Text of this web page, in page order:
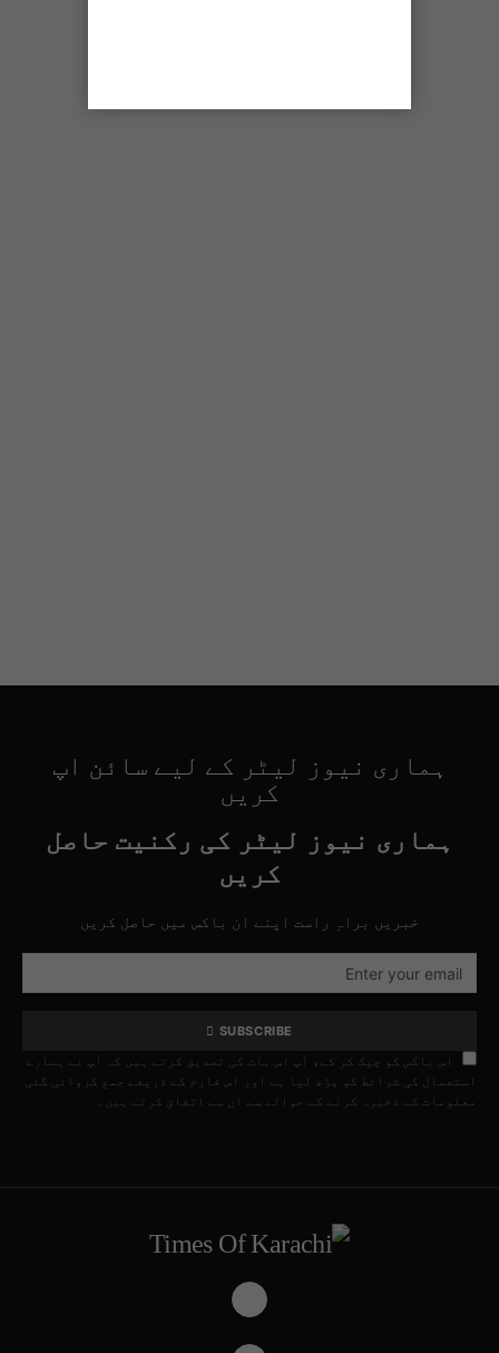
ہماری نیوز لیٹر کے لیے سائن اپ
کریں
ہماری نیوز لیٹر کی رکنیت حاصل
کریں
خبریں براہِ راست اپنے ان باکس میں حاصل کریں
SUBSCRIBE
اس باکس کو چیک کر کے، آپ اس بات کی تصدیق کرتے ہیں کہ آپ نے ہمارے
استعمال کی شرائط کو پڑھ لیا ہے اور اس فارم کے ذریعے جمع کروائی گئی
معلومات کے ذخیرہ کرنے کے حوالے سے ان سے اتفاق کرتے ہیں۔